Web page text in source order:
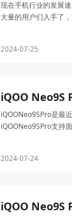
现在手机行业的发展
大量的用户们入手了
2024-07-25
iQOO Neo9S
iQOONeo9SPro是最
iQOONeo9SPro支持
2024-07-24
iQOO Neo9S